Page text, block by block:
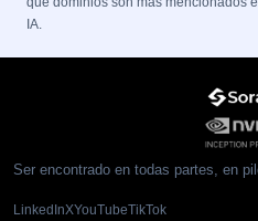
IA.
Ser encontrado en todas partes, en
LinkedInXYouTubeTikTok